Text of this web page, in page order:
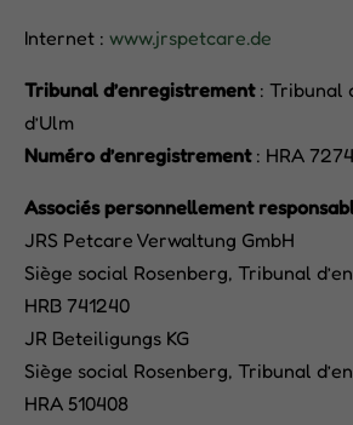
Internet : www.jrspetcare.de
Tribunal d’enregistrement: Tribunal
d’Ulm
Numéro d’enregistrement: HRA
Associés personnellement
JRS Petcare Verwaltung GmbH
Siège social Rosenberg, Tribunal
HRB 741240
JR Beteiligungs KG
Siège social Rosenberg, Tribunal
HRA 510408